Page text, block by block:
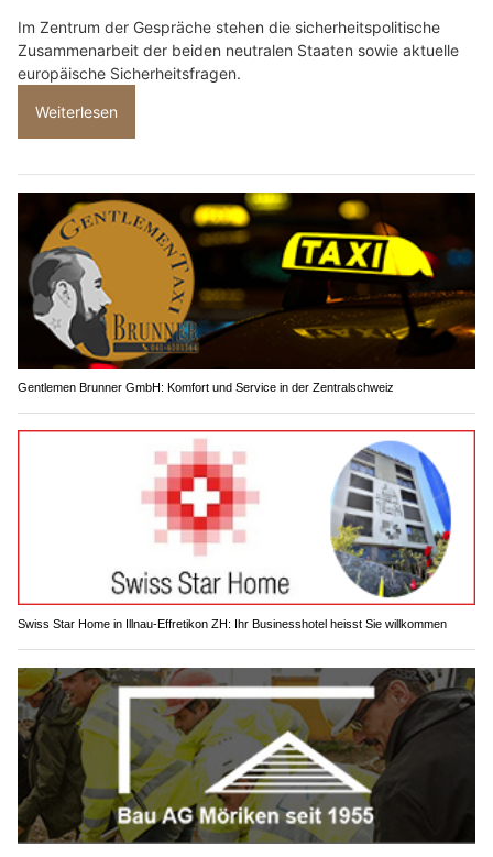
Im Zentrum der Gespräche stehen die sicherheitspolitische
Zusammenarbeit der beiden neutralen Staaten sowie aktuelle
europäische Sicherheitsfragen.
Weiterlesen
Gentlemen Brunner GmbH: Komfort und Service in der Zentralschweiz
Swiss Star Home in Illnau-Effretikon ZH: Ihr Businesshotel heisst Sie willkommen